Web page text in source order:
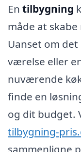
En tilbygning
måde at
Uanset om
værelse eller
nuværende
finde en
og dit budget.
tilbygning-
sammenligne